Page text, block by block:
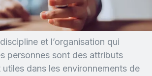
et l’organisation qui
personnes sont des attributs
dans les environnements de